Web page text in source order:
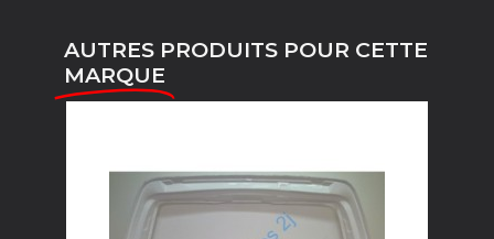
AUTRES PRODUITS POUR CETTE
MARQUE